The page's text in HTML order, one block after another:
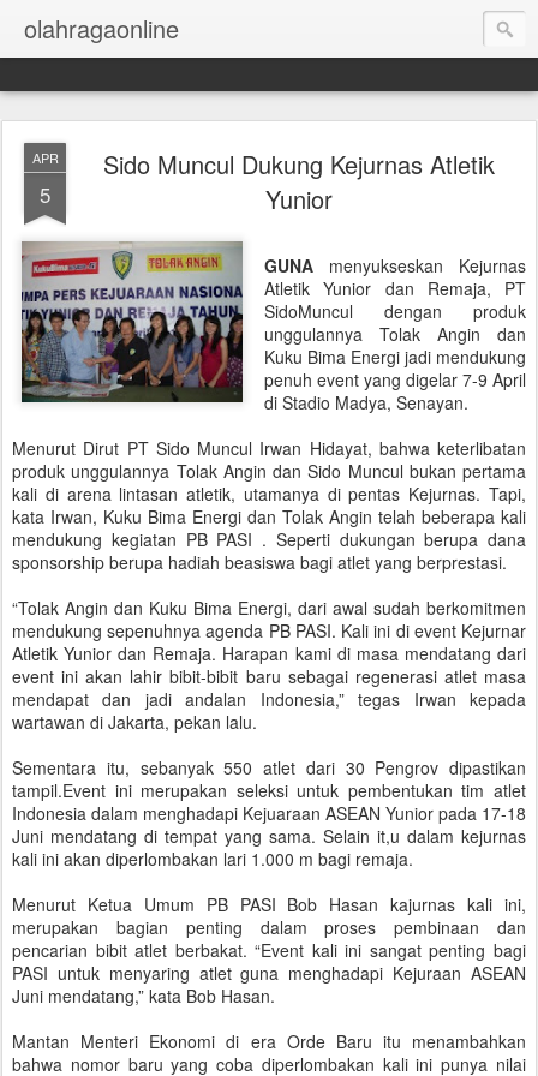
olahragaonline
APR
5
Sido Muncul Dukung Kejurnas Atletik
Yunior
GUNA menyukseskan Kejurnas
Atletik Yunior dan Remaja, PT
SidoMuncul dengan produk
unggulannya Tolak Angin dan
Kuku Bima Energi jadi mendukung
penuh event yang digelar 7-9 April
di Stadio Madya, Senayan.
Menurut Dirut PT Sido Muncul Irwan Hidayat, bahwa keterlibatan
produk unggulannya Tolak Angin dan Sido Muncul bukan pertama
kali di arena lintasan atletik, utamanya di pentas Kejurnas. Tapi,
kata Irwan, Kuku Bima Energi dan Tolak Angin telah beberapa kali
mendukung kegiatan PB PASI . Seperti dukungan berupa dana
sponsorship berupa hadiah beasiswa bagi atlet yang berprestasi.
“Tolak Angin dan Kuku Bima Energi, dari awal sudah berkomitmen
mendukung sepenuhnya agenda PB PASI. Kali ini di event Kejurnar
Atletik Yunior dan Remaja. Harapan kami di masa mendatang dari
event ini akan lahir bibit-bibit baru sebagai regenerasi atlet masa
mendapat dan jadi andalan Indonesia,” tegas Irwan kepada
wartawan di Jakarta, pekan lalu.
Sementara itu, sebanyak 550 atlet dari 30 Pengrov dipastikan
tampil.Event ini merupakan seleksi untuk pembentukan tim atlet
Indonesia dalam menghadapi Kejuaraan ASEAN Yunior pada 17-18
Juni mendatang di tempat yang sama. Selain it,u dalam kejurnas
kali ini akan diperlombakan lari 1.000 m bagi remaja.
Menurut Ketua Umum PB PASI Bob Hasan kajurnas kali ini,
merupakan bagian penting dalam proses pembinaan dan
pencarian bibit atlet berbakat. “Event kali ini sangat penting bagi
PASI untuk menyaring atlet guna menghadapi Kejuraan ASEAN
Juni mendatang,” kata Bob Hasan.
Mantan Menteri Ekonomi di era Orde Baru itu menambahkan
bahwa nomor baru yang coba diperlombakan kali ini punya nilai